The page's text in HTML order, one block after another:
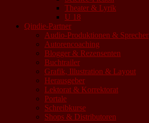
Theater & Lyrik
U 18
Qindie-Partner
Audio-Produktionen & Sprecher
Autorencoaching
Blogger & Rezensenten
Buchtrailer
Grafik, Illustration & Layout
Herausgeber
Lektorat & Korrektorat
Portale
Schreibkurse
Shops & Distributoren